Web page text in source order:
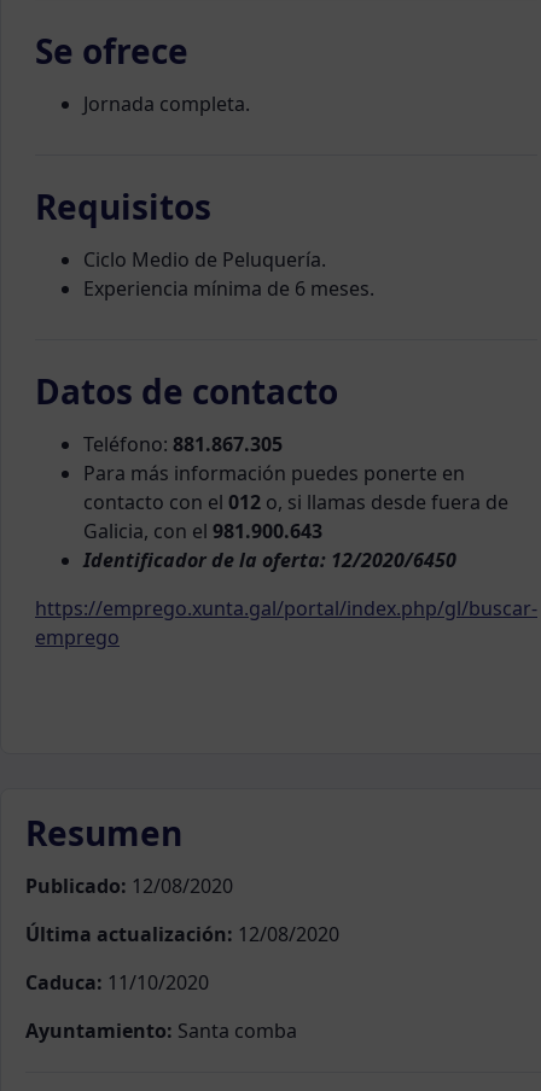
Se ofrece
Jornada completa.
Requisitos
Ciclo Medio de Peluquería.
Experiencia mínima de 6 meses.
Datos de contacto
Teléfono: 881.867.305
Para más información puedes ponerte en
contacto con el 012 o, si llamas desde fuera de
Galicia, con el 981.900.643
Identificador de la oferta: 12/2020/6450
https://emprego.xunta.gal/portal/index.php/gl/buscar-
emprego
Resumen
Publicado: 12/08/2020
Última actualización: 12/08/2020
Caduca: 11/10/2020
Ayuntamiento: Santa comba